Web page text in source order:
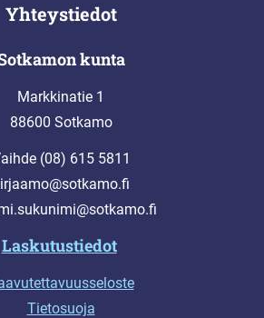
Yhteystiedot
kunta
Markkinatie 1
88600 Sotkamo
(08) 615 5811
Laskutustiedot
Tietosuoja